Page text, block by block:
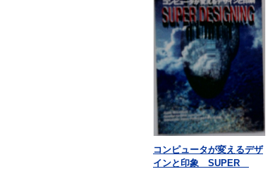
コンピュータが変えるデザ
インと印象 SUPER